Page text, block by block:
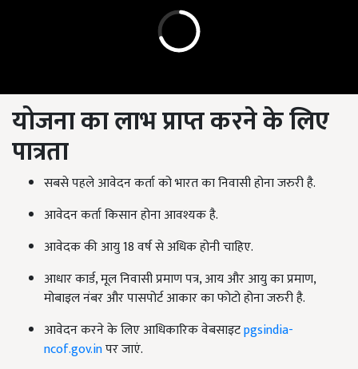
योजना का लाभ प्राप्त करने के लिए
पात्रता
सबसे पहले आवेदन कर्ता को भारत का निवासी होना जरुरी है.
आवेदन कर्ता किसान होना आवश्यक है.
आवेदक की आयु 18 वर्ष से अधिक होनी चाहिए.
आधार कार्ड, मूल निवासी प्रमाण पत्र, आय और आयु का प्रमाण,
मोबाइल नंबर और पासपोर्ट आकार का फोटो होना जरुरी है.
आवेदन करने के लिए आधिकारिक वेबसाइटpgsindia-
ncof.gov.inपर जाएं.